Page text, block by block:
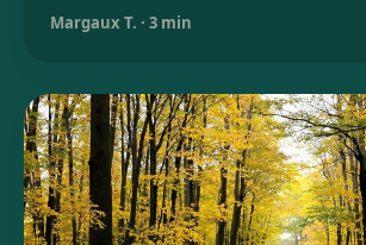
Margaux T. · 3 min